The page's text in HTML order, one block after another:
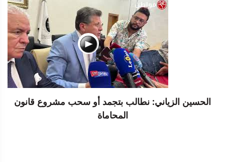
الحسين الزياني: نطالب بتجمد أو سحب مشروع قانون
المحاماة